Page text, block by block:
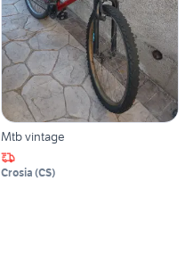
Mtb vintage
Crosia (CS)